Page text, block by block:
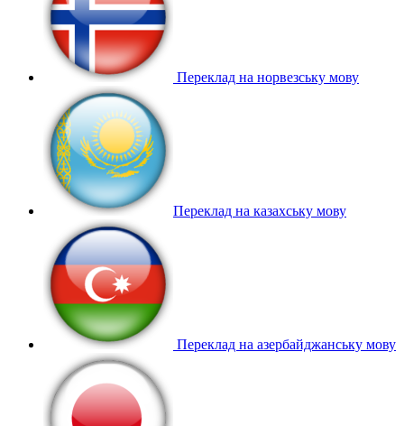
Переклад на норвезську мову
Переклад на казахську мову
Переклад на азербайджанську мову